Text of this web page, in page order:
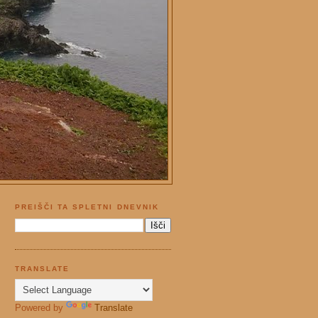
PREIŠČI TA SPLETNI DNEVNIK
TRANSLATE
Powered by Translate